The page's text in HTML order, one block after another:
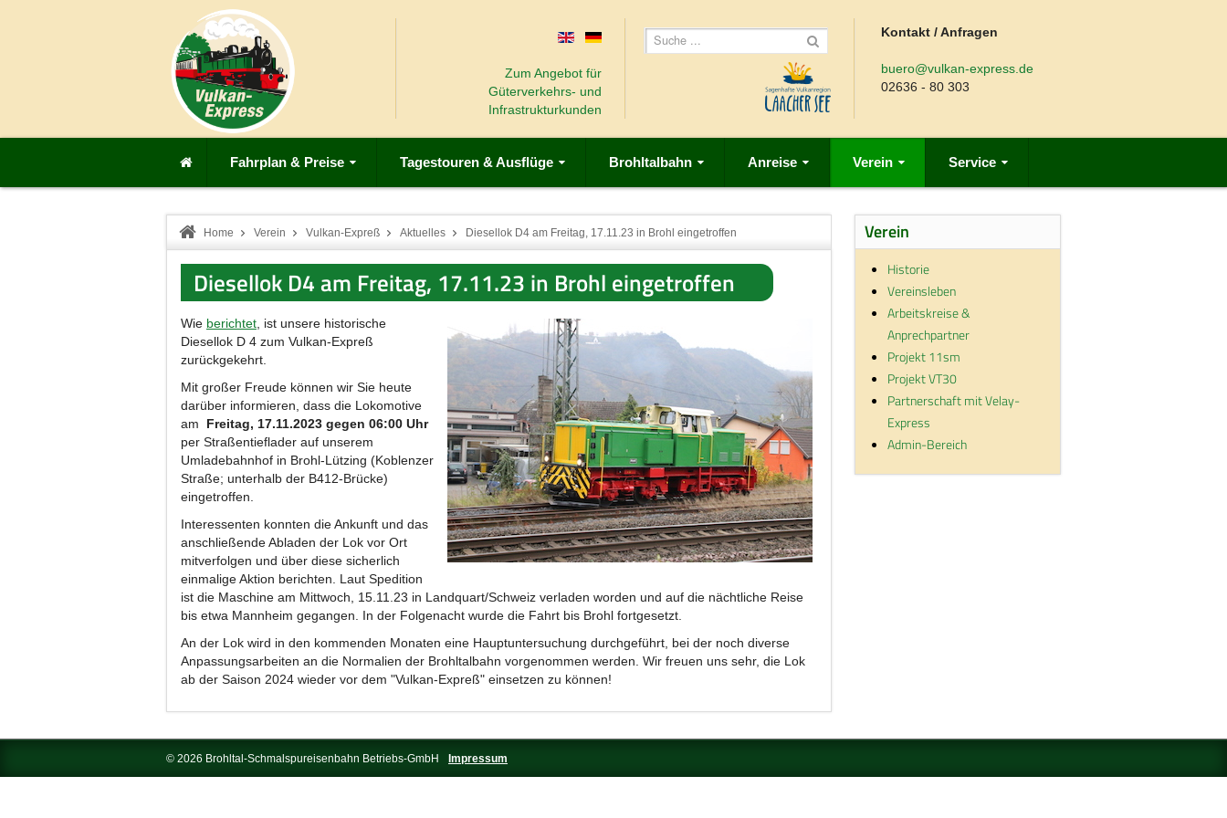
Zum Angebot für
Güterverkehrs- und
Infrastrukturkunden
Kontakt / Anfragen
buero@vulkan-express.de
02636 - 80 303
Fahrplan & Preise Tagestouren & Ausflüge Brohltalbahn Anreise Verein Service
Home Verein Vulkan-Expreß Aktuelles Diesellok D4 am Freitag, 17.11.23 in Brohl eingetroffen
Diesellok D4 am Freitag, 17.11.23 in Brohl eingetroffen
Wie berichtet , ist unsere historische
Diesellok D 4 zum Vulkan-Expreß
zurückgekehrt.
Mit großer Freude können wir Sie heute
darüber informieren, dass die Lokomotive
am Freitag, 17.11.2023 gegen 06:00 Uhr
per Straßentieflader auf unserem
Umladebahnhof in Brohl-Lützing (Koblenzer
Straße; unterhalb der B412-Brücke)
eingetroffen.
Interessenten konnten die Ankunft und das
anschließende Abladen der Lok vor Ort
mitverfolgen und über diese sicherlich
einmalige Aktion berichten. Laut Spedition
ist die Maschine am Mittwoch, 15.11.23 in Landquart/Schweiz verladen worden und auf die nächtliche Reise
bis etwa Mannheim gegangen. In der Folgenacht wurde die Fahrt bis Brohl fortgesetzt.
An der Lok wird in den kommenden Monaten eine Hauptuntersuchung durchgeführt, bei der noch diverse
Anpassungsarbeiten an die Normalien der Brohltalbahn vorgenommen werden. Wir freuen uns sehr, die Lok
ab der Saison 2024 wieder vor dem "Vulkan-Expreß" einsetzen zu können!
Verein
Historie
Vereinsleben
Arbeitskreise &
Anprechpartner
Projekt 11sm
Projekt VT30
Partnerschaft mit Velay-
Express
Admin-Bereich
© 2026 Brohltal-Schmalspureisenbahn Betriebs-GmbH Impressum